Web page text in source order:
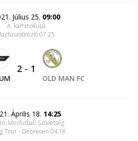
Július 25. 09:00
A, kaminokupa
07.25.
2 - 1
OLD MAN FC
Április 18. 14:25
Minifutball Szövetség
Tour - Debrecen 04.18.